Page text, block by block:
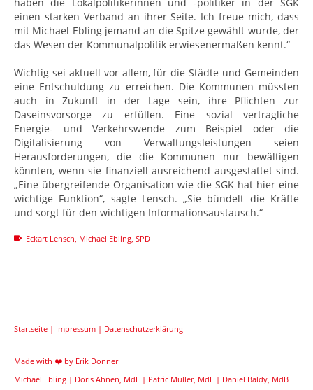
einen starken Verband an ihrer Seite. Ich freue mich, dass
mit Michael Ebling jemand an die Spitze gewählt wurde, der
das Wesen der Kommunalpolitik erwiesenermaßen kennt.“
Wichtig sei aktuell vor allem, für die Städte und Gemeinden
eine Entschuldung zu erreichen. Die Kommunen müssten
auch in Zukunft in der Lage sein, ihre Pflichten zur
Daseinsvorsorge zu erfüllen. Eine sozial vertragliche
Energie- und Verkehrswende zum Beispiel oder die
Digitalisierung von Verwaltungsleistungen seien
Herausforderungen, die die Kommunen nur bewältigen
könnten, wenn sie finanziell ausreichend ausgestattet sind.
„Eine übergreifende Organisation wie die SGK hat hier eine
wichtige Funktion“, sagte Lensch. „Sie bündelt die Kräfte
und sorgt für den wichtigen Informationsaustausch.“
Eckart Lensch Michael Ebling SPD
Startseite | Impressum | Datenschutzerklärung
Made with ❤️ by Erik Donner
Michael Ebling | Doris Ahnen, MdL | Patric Müller, MdL | Daniel Baldy, MdB